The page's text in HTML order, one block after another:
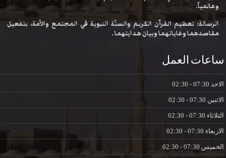
وعالمياً.
الرسالة: تعظيم القرآن الكريم والسنّة النبوية في المجتمع والأمة، بتفعيل
مقاصدهما وغاياتهما وبيان هدايتهما .
ساعات العمل
الاحد
الاثنين
الثلاثاء
الاربعاء
الخميس